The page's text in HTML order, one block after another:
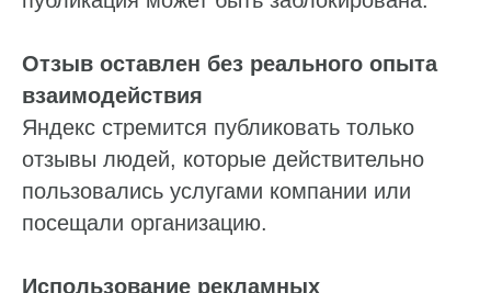
Отзыв оставлен без реального опыта
взаимодействия
Яндекс стремится публиковать только
отзывы людей, которые действительно
пользовались услугами компании или
посещали организацию.
Использование рекламных